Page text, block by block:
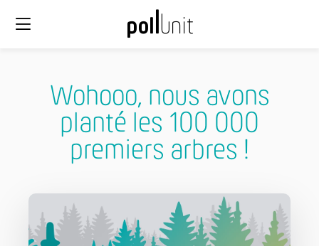
Wohooo, nous avons
planté les 100 000
premiers arbres !